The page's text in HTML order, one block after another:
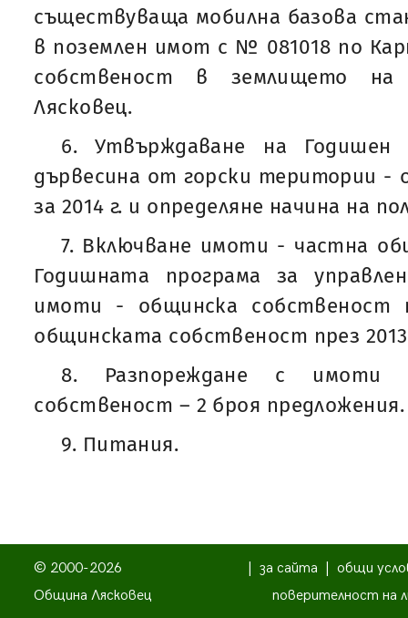
съществуваща мобилна базова
в поземлен имот с № 081018 по
собственост в землището на
Лясковец.
6. Утвърждаване на Годишен
дървесина от горски територии -
за 2014 г. и определяне начина на
7. Включване имоти - частна
Годишната програма за
имоти - общинска собственост
общинската собственост през 2013
8. Разпореждане с имоти
собственост – 2 броя предложения.
9. Питания.
© 2000-2026
Община Лясковец
за сайта
общи
поверителност на